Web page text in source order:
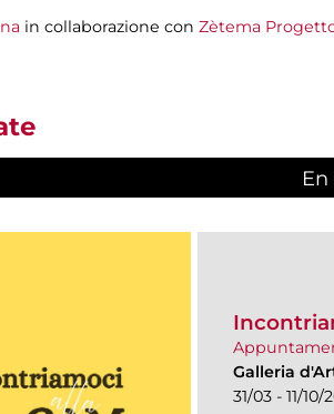
in collaborazione con Zètema
Galleria
31/03 - 11/10/